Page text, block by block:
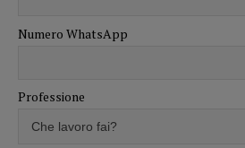
Numero WhatsApp
Professione